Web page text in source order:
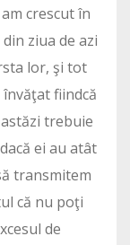
crescut în
ziua de azi
lor, şi tot
fiindcă
trebuie
ei au atât
transmitem
că nu poţi
de